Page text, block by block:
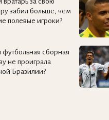
забил больше, чем
полевые игроки?
футбольная сборная
не проиграла
Бразилии?